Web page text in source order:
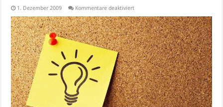
1. Dezember 2009 Kommentare deaktiviertfür
als
nur
ein
Fussballschuh:
Der
Nike
Tiempo
94